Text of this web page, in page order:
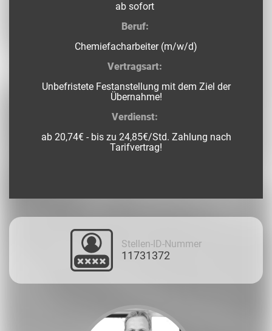
ab sofort
Beruf:
Chemiefacharbeiter (m/w/d)
Vertragsart:
Unbefristete Festanstellung mit dem Ziel der
Übernahme!
Verdienst:
ab 20,74€ - bis zu 24,85€/Std. Zahlung nach
Tarifvertrag!
Stellen-ID-Nummer
11731372